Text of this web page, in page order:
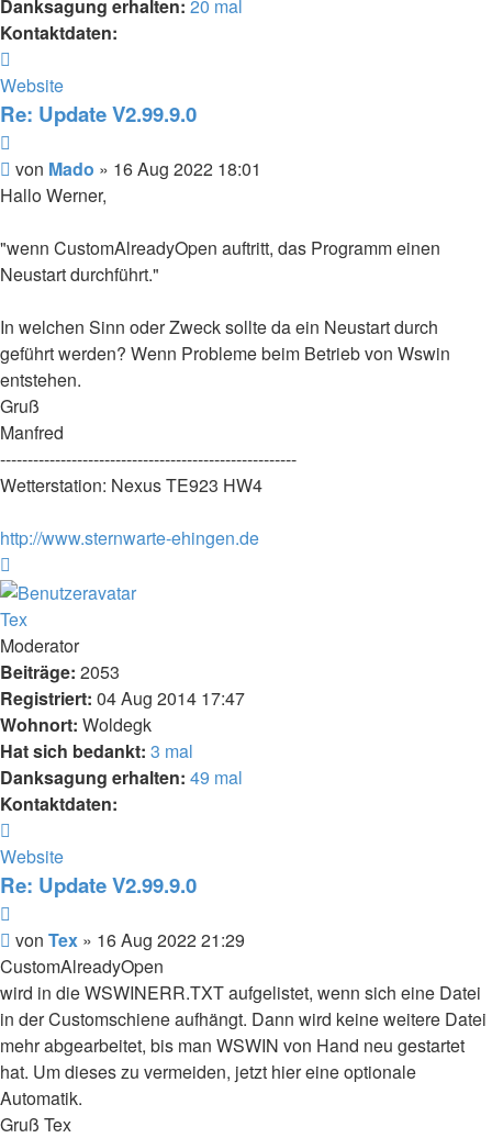
Danksagung erhalten: 20 mal
Kontaktdaten:
von
Mado
Website
Re: Update V2.99.9.0
Beitrag
von Mado » 16 Aug 2022 18:01
Hallo Werner,
"wenn CustomAlreadyOpen auftritt, das Programm einen
Neustart durchführt."
In welchen Sinn oder Zweck sollte da ein Neustart durch
geführt werden? Wenn Probleme beim Betrieb von Wswin
entstehen.
Gruß
Manfred
------------------------------------------------------
Wetterstation: Nexus TE923 HW4
http://www.sternwarte-ehingen.de
oben
Tex
Moderator
Beiträge: 2053
Registriert: 04 Aug 2014 17:47
Wohnort: Woldegk
Hat sich bedankt: 3 mal
Danksagung erhalten: 49 mal
Kontaktdaten:
von
Tex
Website
Re: Update V2.99.9.0
Beitrag
von Tex » 16 Aug 2022 21:29
CustomAlreadyOpen
wird in die WSWINERR.TXT aufgelistet, wenn sich eine Datei
in der Customschiene aufhängt. Dann wird keine weitere Datei
mehr abgearbeitet, bis man WSWIN von Hand neu gestartet
hat. Um dieses zu vermeiden, jetzt hier eine optionale
Automatik.
Gruß Tex